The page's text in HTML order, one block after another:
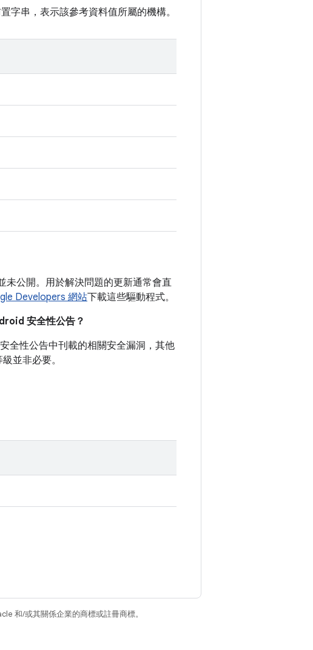
字串，表示該參考資料值所屬的機構。
未公開。用於解決問題的更新通常會直
Developers 網站下載這些驅動程式。
安全性公告？
全性公告中刊載的相關安全漏洞，其他
並非必要。
和/或其關係企業的商標或註冊商標。